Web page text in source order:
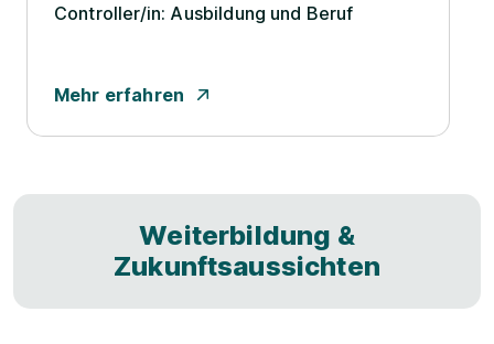
Controller/­in: Ausbildung und Beruf
Mehr erfahren
Weiterbildung &
Zukunftsaussichten